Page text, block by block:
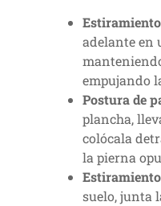
adelante en
empujando
Postura de
plancha,
colócala
la pierna
suelo, junta